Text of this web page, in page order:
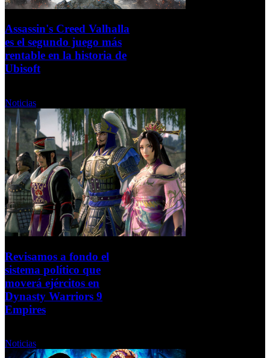
Assassin's Creed Valhalla
es el segundo juego más
rentable en la historia de
Ubisoft
Noticias
Revisamos a fondo el
sistema político que
moverá ejércitos en
Dynasty Warriors 9
Empires
Noticias